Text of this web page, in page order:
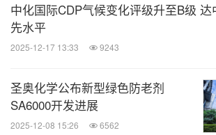
智慧交通方面，PBT 与 PA66系列高
案，广泛应用于进气歧管、水泵、节
传感器部件等关键汽车零部件。
绿色新能源方面，PPE、PA66、
池外壳、端板、隔板等部件，满足
中化国际CDP气候变化评级升至B级
先水平
2025-12-17 13:33 9243
圣奥化学公布新型绿色防老剂
SA6000开发进展
2025-12-08 15:26 6562